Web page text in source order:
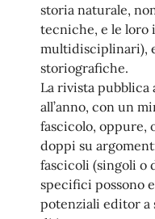
storia naturale,
tecniche, e le loro
multidisciplinari),
storiografiche.
La rivista pubblica
all’anno, con un
fascicolo, oppure,
doppi su
fascicoli (singoli o
specifici possono
potenziali editor a